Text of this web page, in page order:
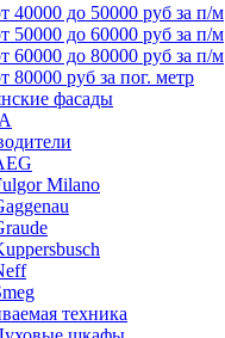
40000 до 50000 руб за п/м
50000 до 60000 руб за п/м
60000 до 80000 руб за п/м
80000 руб за пог. метр
фасады
Milano
техника